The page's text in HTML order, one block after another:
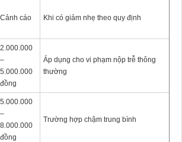
Cảnh cáo Khi có giảm nhẹ theo quy định
2.000.000
–
5.000.000
đồng
Áp dụng cho vi phạm nộp trễ thông
thường
5.000.000
–
8.000.000
đồng
Trường hợp chậm trung bình